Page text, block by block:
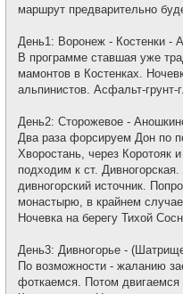
маршрут предварительно
День1: Воронеж - Костенки -
В программе ставшая уже
мамонтов в Костенках.
альпинистов. Асфальт-грунт-
День2: Сторожевое -
Два раза форсируем Дон по
Хворостань, через Коротояк
подходим к ст.
дивногорский источник.
монастырю, в крайнем
Ночевка на берегу Тихой
День3: Дивногорье -
По возможности - жаланию
фоткаемся. Потом